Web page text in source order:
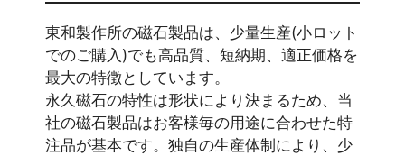
東和製作所の磁石製品は、少量生産(小ロット
でのご購入)でも高品質、短納期、適正価格を
最大の特徴としています。
永久磁石の特性は形状により決まるため、当
社の磁石製品はお客様毎の用途に合わせた特
注品が基本です。独自の生産体制により、少